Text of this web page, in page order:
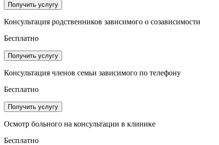
Получить услугу
Консультация родственников зависимого о созависимости
Бесплатно
Получить услугу
Консультация членов семьи зависимого по телефону
Бесплатно
Получить услугу
Осмотр больного на консультации в клинике
Бесплатно